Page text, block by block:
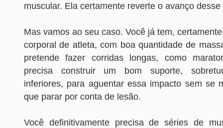
muscular. Ela certamente reverte o avanço
Mas vamos ao seu caso. Você já tem,
corporal de atleta, com boa quantidade de
pretende fazer corridas longas, como
precisa construir um bom suporte,
inferiores, para aguentar essa impacto sem se
que parar por conta de lesão.
Você definitivamente precisa de séries de